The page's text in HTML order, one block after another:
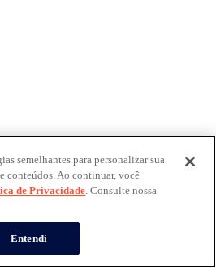
semelhantes para personalizar sua
conteúdos. Ao continuar, você
de Privacidade. Consulte nossa
Entendi